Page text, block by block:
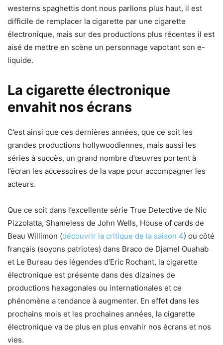
westerns spaghettis dont nous parlions plus haut, il est
difficile de remplacer la cigarette par une cigarette
électronique, mais sur des productions plus récentes il est
aisé de mettre en scène un personnage vapotant son e-
liquide.
La cigarette électronique
envahit nos écrans
C’est ainsi que ces dernières années, que ce soit les
grandes productions hollywoodiennes, mais aussi les
séries à succès, un grand nombre d’œuvres portent à
l’écran les accessoires de la vape pour accompagner les
acteurs.
Que ce soit dans l’excellente série True Detective de Nic
Pizzolatta, Shameless de John Wells, House of cards de
Beau Willimon (découvrir la critique de la saison 4) ou côté
français (soyons patriotes) dans Braco de Djamel Ouahab
et Le Bureau des légendes d’Eric Rochant, la cigarette
électronique est présente dans des dizaines de
productions hexagonales ou internationales et ce
phénomène a tendance à augmenter. En effet dans les
prochains mois et les prochaines années, la cigarette
électronique va de plus en plus envahir nos écrans et nos
vies.